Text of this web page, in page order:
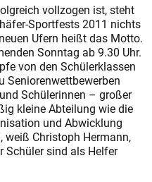
vollzogen ist, steht
Sportfests 2011 nichts
Ufern heißt das Motto.
Sonntag ab 9.30 Uhr.
von den Schülerklassen
Seniorenwettbewerben
Schülerinnen – großer
kleine Abteilung wie die
und Abwicklung
weiß Christoph Hermann,
Schüler sind als Helfer